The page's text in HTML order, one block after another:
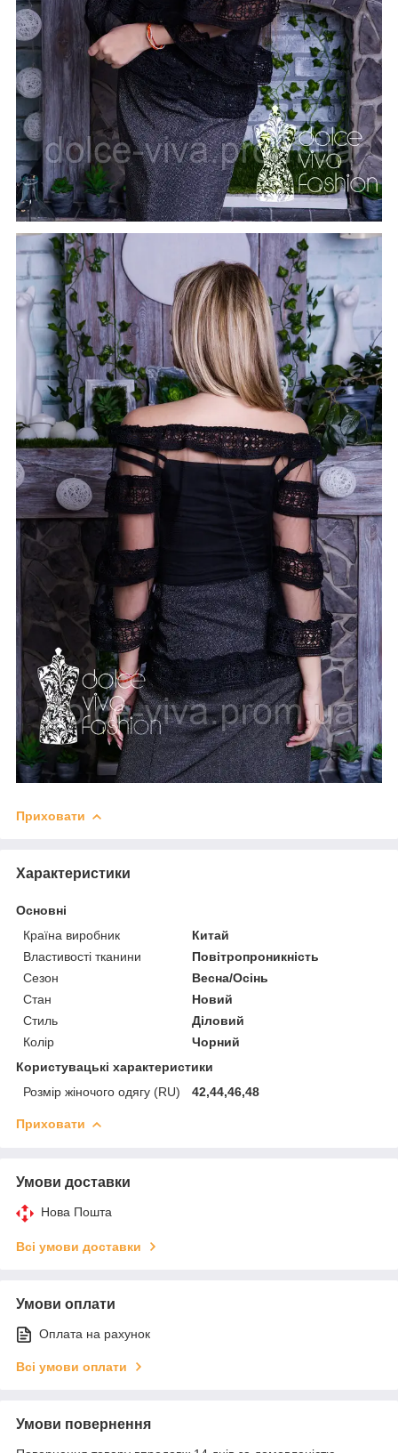
Приховати
Характеристики
Основні
Країна виробник
Китай
Властивості тканини
Повітропроникність
Сезон
Весна/Осінь
Стан
Новий
Стиль
Діловий
Колір
Чорний
Користувацькі характеристики
Розмір жіночого одягу (RU)
42,44,46,48
Приховати
Умови доставки
Нова Пошта
Всі умови доставки
Умови оплати
Оплата на рахунок
Всі умови оплати
Умови повернення